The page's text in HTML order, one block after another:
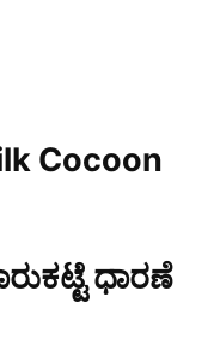
Cocoon
ಧಾರಣೆ